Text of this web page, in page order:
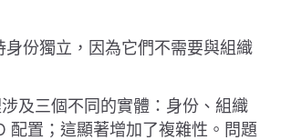
身份獨立，因為它們不需要與組織
及三個不同的實體：身份、組織
配置；這顯著增加了複雜性。問題